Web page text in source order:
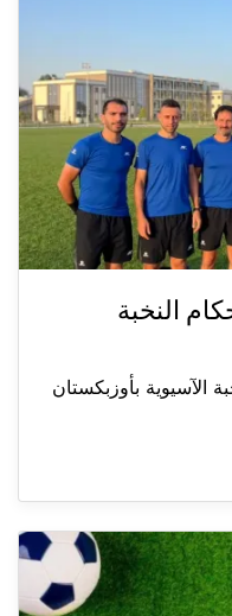
النخبة
الآسيوية بأوزبكستان